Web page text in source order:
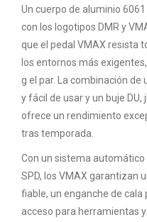
Un cuerpo de aluminio
con los logotipos DMR y
que el pedal VMAX resista
los entornos más
g el par. La combinación
y fácil de usar y un buje
ofrece un rendimiento
tras temporada.
Con un sistema
SPD, los VMAX garantizan
fiable, un enganche de
acceso para herramientas